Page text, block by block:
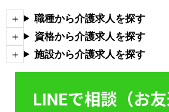
職種から介護求人を探す
資格から介護求人を探す
施設から介護求人を探す